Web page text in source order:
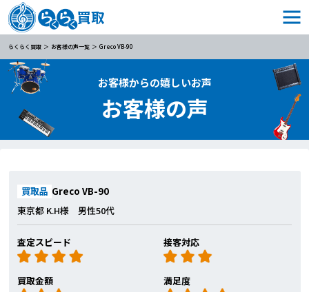
らくらく買取 お客様の声一覧 Greco VB-90
お客様からの嬉しいお声
お客様の声
買取品 Greco VB-90
東京都 K.H様 男性50代
査定スピード 接客対応
買取金額 満足度